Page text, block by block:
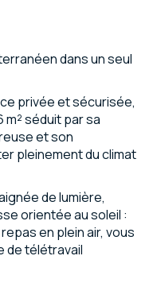
dans un seul
privée et sécurisée,
séduit par sa
et son
pleinement du climat
de lumière,
orientée au soleil :
en plein air, vous
de télétravail